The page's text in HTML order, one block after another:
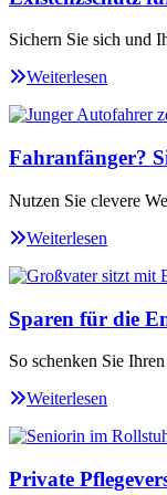
Sichern Sie sich und
Weiterlesen
Fahranfänger?
Nutzen Sie clevere
Weiterlesen
Sparen für die
So schenken Sie
Weiterlesen
Private